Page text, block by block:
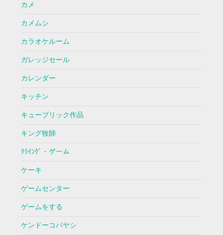
カメ
カメムシ
カラオケルーム
ガレッジセール
カレンダー
キッチン
キューブリック作品
キング牧師
ｸﾗｲﾝｸﾞ・ゲーム
ケーキ
ゲームセンター
ゲームをする
ケンドーコバヤシ